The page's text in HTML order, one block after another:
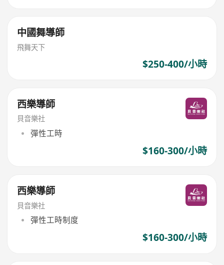
中國舞導師
飛舞天下
$250-400/小時
西樂導師
貝音樂社
彈性工時
$160-300/小時
西樂導師
貝音樂社
彈性工時制度
$160-300/小時